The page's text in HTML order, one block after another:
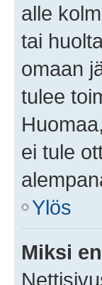
alle
tai
omaan
tulee
ei tule
Ylös
Miksi